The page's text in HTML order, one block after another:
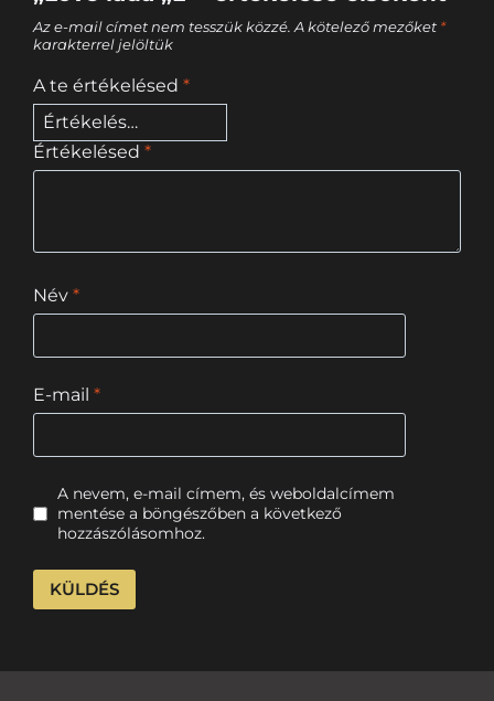
Az e-mail címet nem tesszük közzé. A kötelező mezőket *
karakterrel jelöltük
A te értékelésed *
Értékelésed *
Név *
E-mail *
A nevem, e-mail címem, és weboldalcímem
mentése a böngészőben a következő
hozzászólásomhoz.